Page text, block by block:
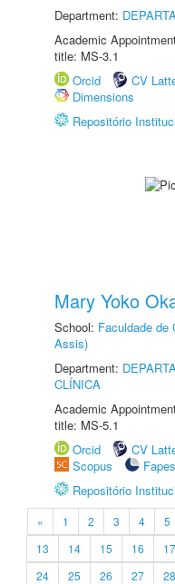
Department:
Academic
title: MS-3.1
Orcid
CV
Dimensions
Repositório
Mary Yoko
School: Faculdade de
Assis)
Department:
CLÍNICA
Academic
title: MS-5.1
Orcid
CV
Scopus
Repositório
« 1 2 3 4 5
13
14 15 16 17
24
25 26 27 28